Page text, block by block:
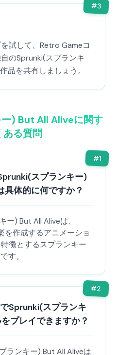
#3
試して、Retro Gameコ
のSprunki(スプランキ
品を共有しましょう。
) But All Aliveに関す
ある質問
#1
スプランキー)
体的に何ですか？
ー) But All Aliveは、
を作成するアニメーショ
徴とするスプランキー
す。
#2
Sprunki(スプランキ
プレイできますか？
ランキー) But All Aliveは